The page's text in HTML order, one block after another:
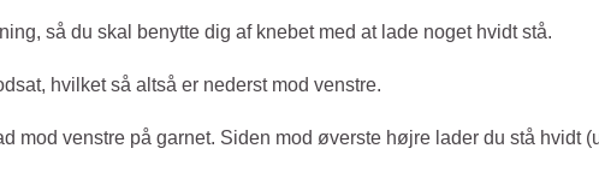
så du skal benytte dig af knebet med at lade noget hvidt stå.
hvilket så altså er nederst mod venstre.
venstre på garnet. Siden mod øverste højre lader du stå hvidt